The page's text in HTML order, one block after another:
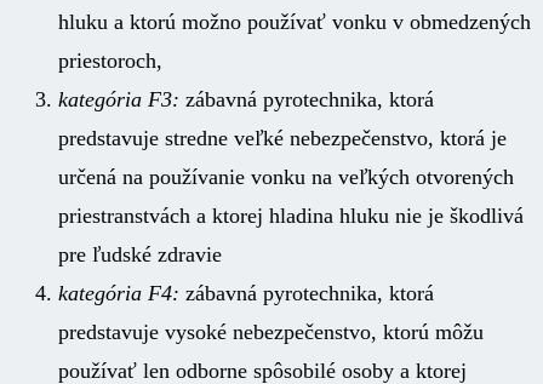
hluku a ktorú možno používať vonku v obmedzených
priestoroch,
kategória F3: zábavná pyrotechnika, ktorá
predstavuje stredne veľké nebezpečenstvo, ktorá je
určená na používanie vonku na veľkých otvorených
priestranstvách a ktorej hladina hluku nie je škodlivá
pre ľudské zdravie
kategória F4: zábavná pyrotechnika, ktorá
predstavuje vysoké nebezpečenstvo, ktorú môžu
používať len odborne spôsobilé osoby a ktorej